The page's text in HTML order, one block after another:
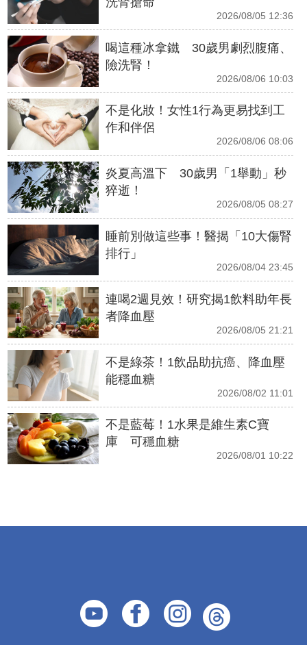
2026/08/05 12:36
喝這種冰拿鐵 30歲男劇烈腹痛、
險洗腎！
2026/08/06 10:03
不是化妝！女性1行為更易找到工
作和伴侶
2026/08/06 08:06
炎夏高溫下 30歲男「1舉動」秒
猝逝！
2026/08/05 08:27
睡前別做這些事！醫揭「10大傷腎
排行」
2026/08/04 23:45
連喝2週見效！研究揭1飲料助年長
者降血壓
2026/08/05 21:21
不是綠茶！1飲品助抗癌、降血壓
能穩血糖
2026/08/02 11:01
不是藍莓！1水果是維生素C寶
庫 可穩血糖
2026/08/01 10:22